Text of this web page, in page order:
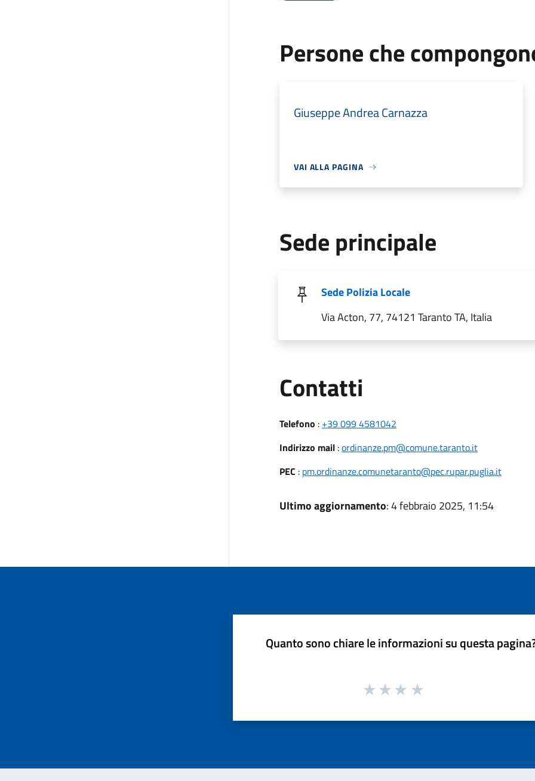
Persone che
Giuseppe Andrea Carnazza
VAI ALLA PAGINA
Sede principale
Sede Polizia Locale
Via Acton, 77, 74121 Taranto TA, Italia
Contatti
Telefono : +39 099 4581042
Indirizzo mail:ordinanze.pm@comune.taranto.it
PEC : pm.ordinanze.comunetaranto@pec.rupar.puglia.it
Ultimo aggiornamento: 4 febbraio 2025, 11:54
Quanto sono chiare le informazioni su questa